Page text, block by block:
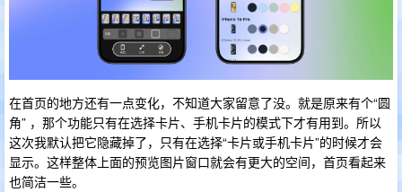
在首页的地方还有一点变化，不知道大家留意了没。就是原来有个“圆
角” ，那个功能只有在选择卡片、手机卡片的模式下才有用到。所以
这次我默认把它隐藏掉了，只有在选择“卡片或手机卡片”的时候才会
显示。这样整体上面的预览图片窗口就会有更大的空间，首页看起来
也简洁一些。